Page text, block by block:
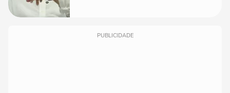
PUBLICIDADE